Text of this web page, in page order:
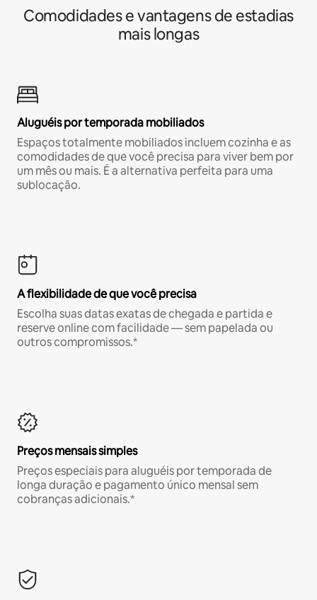
Comodidades e vantagens de estadias
mais longas
Aluguéis por temporada mobiliados
Espaços totalmente mobiliados incluem cozinha e as
comodidades de que você precisa para viver bem por
um mês ou mais. É a alternativa perfeita para uma
sublocação.
A flexibilidade de que você precisa
Escolha suas datas exatas de chegada e partida e
reserve online com facilidade — sem papelada ou
outros compromissos.*
Preços mensais simples
Preços especiais para aluguéis por temporada de
longa duração e pagamento único mensal sem
cobranças adicionais.*